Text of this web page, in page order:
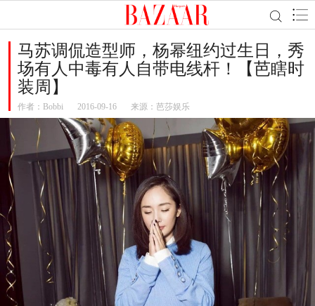
马苏调侃造型师，杨幂纽约过生日，秀
场有人中毒有人自带电线杆！【芭瞎时
装周】
作者： Bobbi 2016-09-16 来源：芭莎娱乐